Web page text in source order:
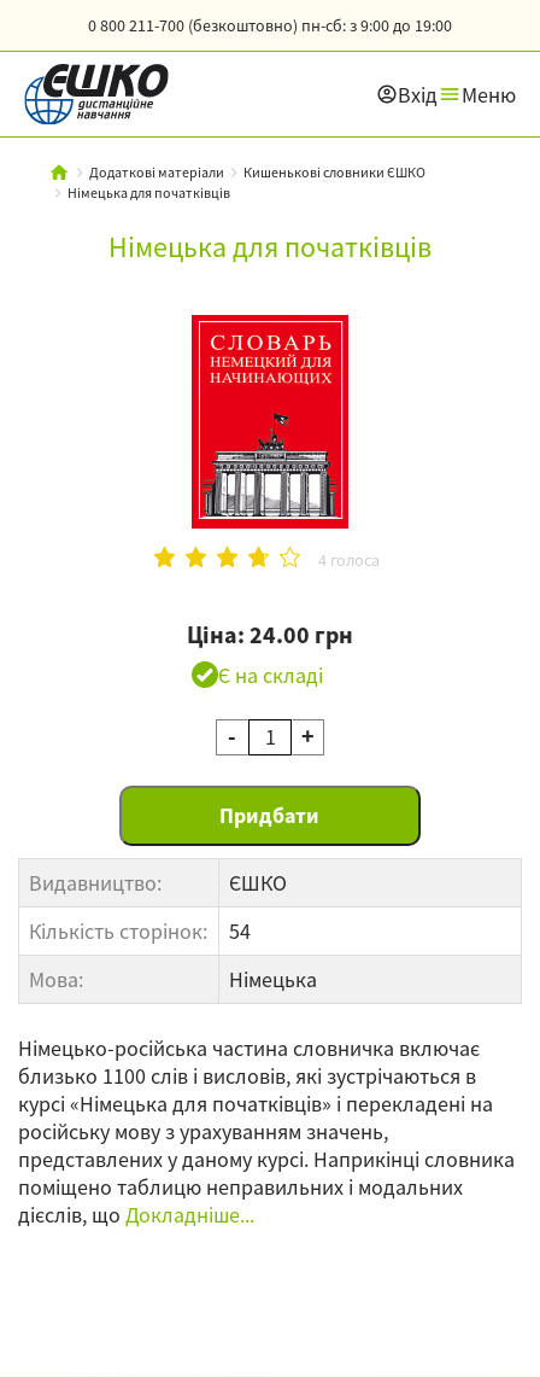
0 800 211-700 (безкоштовно) пн-сб: з 9:00 до 19:00
Вхід Меню
Додаткові матеріали
Кишенькові словники ЄШКО
Німецька для початківців
Німецька для початківців
4 голоса
Ціна: 24.00 грн
Є на складі
- +
Видавництво:
ЄШКО
Кількість сторінок:
54
Мова:
Німецька
Німецько-російська частина словничка включає
близько 1100 слів і висловів, які зустрічаються в
курсі «Німецька для початківців» і перекладені на
російську мову з урахуванням значень,
представлених у даному курсі. Наприкінці словника
поміщено таблицю неправильних і модальних
дієслів, що Докладніше...